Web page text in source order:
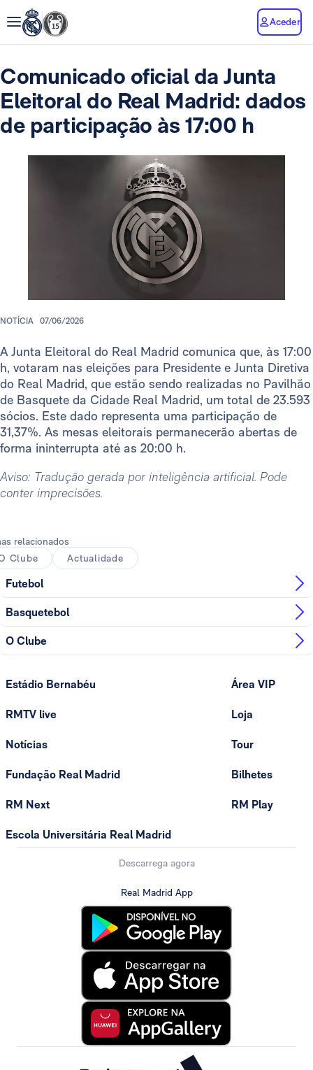
Aceder
Comunicado oficial da Junta
Eleitoral do Real Madrid: dados
de participação às 17:00 h
NOTÍCIA 07/06/2026
A Junta Eleitoral do Real Madrid comunica que, às 17:00
h, votaram nas eleições para Presidente e Junta Diretiva
do Real Madrid, que estão sendo realizadas no Pavilhão
de Basquete da Cidade Real Madrid, um total de 23.593
sócios. Este dado representa uma participação de
31,37%. As mesas eleitorais permanecerão abertas de
forma ininterrupta até as 20:00 h.
Aviso: Tradução gerada por inteligência artificial. Pode
conter imprecisões.
relacionados
Clube
Actualidade
Futebol
Basquetebol
O Clube
Estádio Bernabéu
RMTV live
Notícias
Fundação Real Madrid
RM Next
Escola Universitária Real Madrid
Área VIP
Loja
Tour
Bilhetes
RM Play
Descarrega agora
Real Madrid App